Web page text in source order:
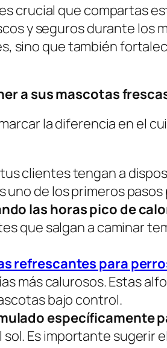
crucial que compartas
y seguros durante los
sino que también
a sus mascotas
la diferencia en el
clientes tengan a
de los primeros
las horas pico de
que salgan a caminar
refrescantes para
más calurosos. Estas
bajo control.
específicamente
Es importante sugerir